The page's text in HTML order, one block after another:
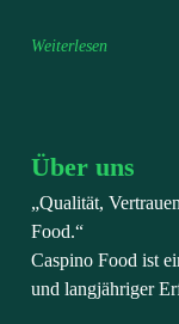
Weiterlesen
Über uns
„Qualität,
Food.“
Caspino Food ist
und langjähriger